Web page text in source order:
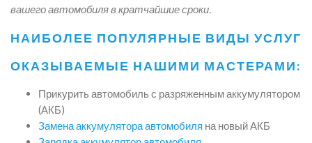
вашего автомобиля в кратчайшие сроки.
НАИБОЛЕЕ ПОПУЛЯРНЫЕ ВИДЫ УСЛУГ
ОКАЗЫВАЕМЫЕ НАШИМИ МАСТЕРАМИ:
Прикурить автомобиль с разряженным аккумулятором
(АКБ)
Замена аккумулятора автомобиля на новый АКБ